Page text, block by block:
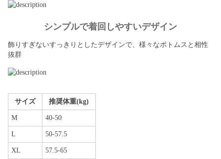
抜群
M 40-50
L 50-57.5
XL 57.5-65
XXL 65-75